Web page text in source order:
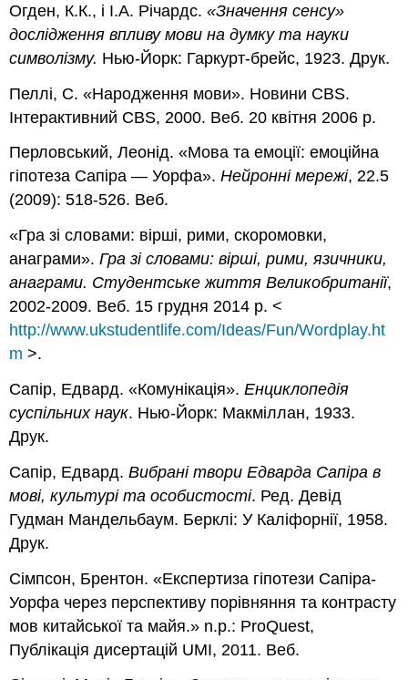
Огден, К.К., і І.А. Річардс.«Значення сенсу»
дослідження впливу мови на думку та науки
символізму. Нью-Йорк: Гаркурт-брейс, 1923. Друк.
Пеллі, С. «Народження мови». Новини CBS.
Інтерактивний CBS, 2000. Веб. 20 квітня 2006 р.
Перловський, Леонід. «Мова та емоції: емоційна
гіпотеза Сапіра — Уорфа».Нейронні мережі, 22.5
(2009): 518-526. Веб.
«Гра зі словами: вірші, рими, скоромовки,
анаграми».Гра зі словами: вірші, рими, язичники,
анаграми. Студентське життя Великобританії,
2002-2009. Веб. 15 грудня 2014 р. <
http://www.ukstudentlife.com/Ideas/Fun/Wordplay.ht
m >.
Сапір, Едвард. «Комунікація».Енциклопедія
суспільних наук. Нью-Йорк: Макміллан, 1933.
Друк.
Сапір, Едвард.Вибрані твори Едварда Сапіра в
мові, культурі та особистості. Ред. Девід
Гудман Мандельбаум. Берклі: У Каліфорнії, 1958.
Друк.
Сімпсон, Брентон. «Експертиза гіпотези Сапіра-
Уорфа через перспективу порівняння та контрасту
мов китайської та майя.» n.p.: ProQuest,
Публікація дисертацій UMI, 2011. Веб.